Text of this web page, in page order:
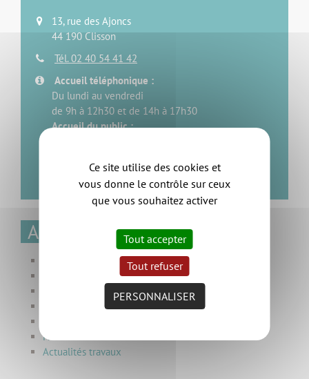
13, rue des Ajoncs
44 190 Clisson
Tél. 02 40 54 41 42
Accueil téléphonique :
Du lundi au vendredi
de 9h à 12h30 et de 14h à 17h30
Accueil du public :
Envoyer un message
Accès rapides
Mes démarches en ligne
Distribution de l'eau potable
Assainissement collectif
Préservation de l'eau
Actualités travaux
Ce site utilise des cookies et
vous donne le contrôle sur ceux
que vous souhaitez activer
Tout accepter
Tout refuser
PERSONNALISER